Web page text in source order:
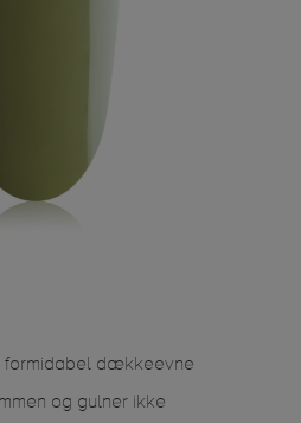
formidabel dækkeevne
og gulner ikke